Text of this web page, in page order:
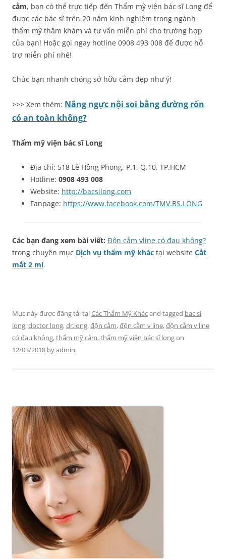
cằm, bạn có thể trực tiếp đến Thẩm mỹ viện bác sĩ Long để
được các bác sĩ trên 20 năm kinh nghiệm trong ngành
thẩm mỹ thăm khám và tư vấn miễn phí cho trường hợp
của bạn! Hoặc gọi ngay hotline 0908 493 008 để được hỗ
trợ miễn phí nhé!
Chúc bạn nhanh chóng sở hữu cằm đẹp như ý!
>>> Xem thêm: Nâng ngực nội soi bằng đường rốn
có an toàn không?
Thẩm mỹ viện bác sĩ Long
Địa chỉ: 518 Lê Hồng Phong, P.1, Q.10, TP.HCM
Hotline: 0908 493 008
Website: http://bacsilong.com
Fanpage: https://www.facebook.com/TMV.BS.LONG
Các bạn đang xem bài viết: Độn cằm vline có đau không?
trong chuyên mục Dịch vụ thẩm mỹ khác tại website Cắt
mắt 2 mí.
Mục này được đăng tải tạiCác Thẩm Mỹ Khácand tagged bac si
long,doctor long,dr.long,độn cằm,độn cằm v line,độn cằm v line
có đau không,thẩm mỹ cằm,thẩm mỹ viện bác sĩ longon
12/03/2018 byadmin.